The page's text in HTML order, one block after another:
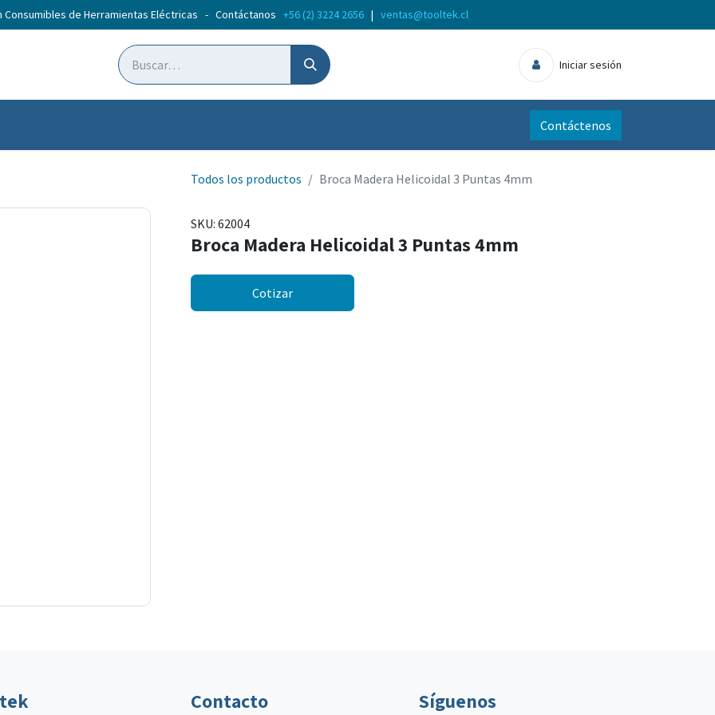
Consumibles de Herramientas Eléctricas - Contáctanos +56 (2) 3224 2656 | ventas@tooltek.cl
Iniciar sesión
Contáctenos
Todos los productos Broca Madera Helicoidal 3 Puntas 4mm
SKU: 62004
Broca Madera Helicoidal 3 Puntas 4mm
Cotizar
Contacto Síguenos